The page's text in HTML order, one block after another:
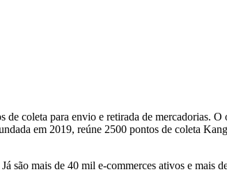
coleta para envio e retirada de mercadorias.
em 2019, reúne 2500 pontos de coleta
são mais de 40 mil e-commerces ativos e mais